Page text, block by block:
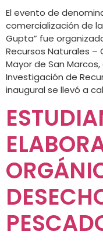
El evento de
comercialización de
Gupta” fue
Recursos Naturales –
Mayor de San
Investigación de
inaugural se llevó a